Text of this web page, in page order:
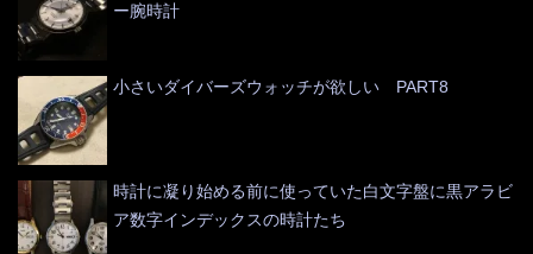
ー腕時計
小さいダイバーズウォッチが欲しい PART8
時計に凝り始める前に使っていた白文字盤に黒アラビ
ア数字インデックスの時計たち